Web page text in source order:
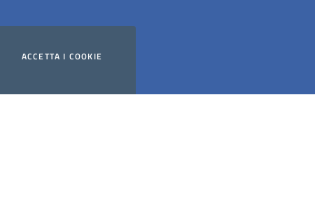
ACCETTA I COOKIE